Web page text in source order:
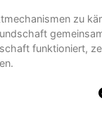
zu
funktioniert,